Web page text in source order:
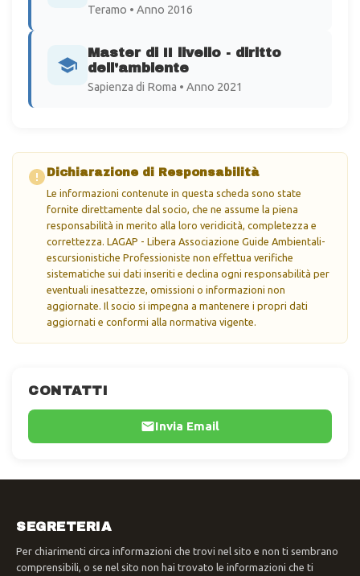
CONTATTI
Invia Email
Teramo • Anno 2016
Master di II livello - diritto
dell'ambiente
Sapienza di Roma • Anno 2021
Dichiarazione di Responsabilità
Le informazioni contenute in questa scheda sono state
fornite direttamente dal socio, che ne assume la piena
responsabilità in merito alla loro veridicità, completezza e
correttezza. LAGAP - Libera Associazione Guide Ambientali-
escursionistiche Professioniste non effettua verifiche
sistematiche sui dati inseriti e declina ogni responsabilità per
eventuali inesattezze, omissioni o informazioni non
aggiornate. Il socio si impegna a mantenere i propri dati
aggiornati e conformi alla normativa vigente.
SEGRETERIA
Per chiarimenti circa informazioni che trovi nel sito e non ti sembrano
comprensibili, o se nel sito non hai trovato le informazioni che ti